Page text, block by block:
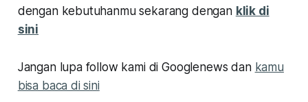
dengan kebutuhanmu sekarang dengan klik di
sini
Jangan lupa follow kami di Googlenews dan kamu
bisa baca di sini